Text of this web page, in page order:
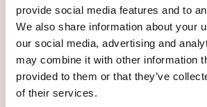
provide social media features and to
We also share information about your
our social media, advertising and
may combine it with other information
provided to them or that they’ve
of their services.